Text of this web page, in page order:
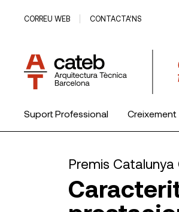
CORREU WEB CONTACTA’NS
Suport Professional Creixement
Premis